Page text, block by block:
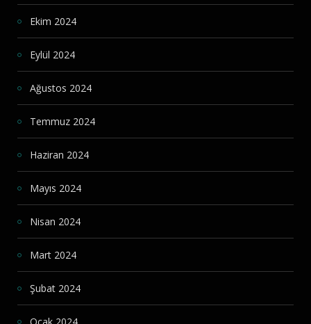
Ekim 2024
Eylül 2024
Ağustos 2024
Temmuz 2024
Haziran 2024
Mayıs 2024
Nisan 2024
Mart 2024
Şubat 2024